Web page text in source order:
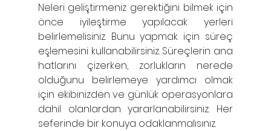
Neleri geliştirmeniz gerektiğini bilmek için
önce iyileştirme yapılacak yerleri
belirlemelisiniz. Bunu yapmak için süreç
eşlemesini kullanabilirsiniz. Süreçlerin ana
hatlarını çizerken, zorlukların nerede
olduğunu belirlemeye yardımcı olmak
için ekibinizden ve günlük operasyonlara
dahil olanlardan yararlanabilirsiniz. Her
seferinde bir konuya odaklanmalısınız.